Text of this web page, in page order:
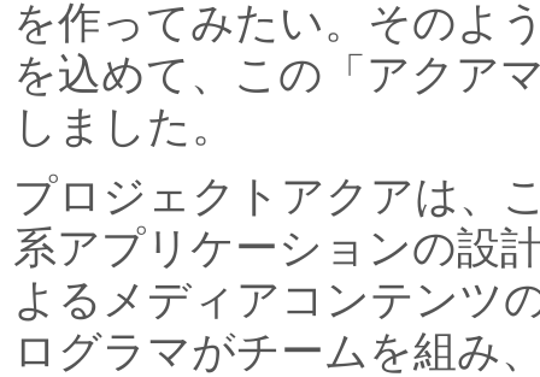
を作ってみたい。そのよ
を込めて、この「アクア
しました。
プロジェクトアクアは、
系アプリケーションの設
よるメディアコンテンツ
ログラマがチームを組み